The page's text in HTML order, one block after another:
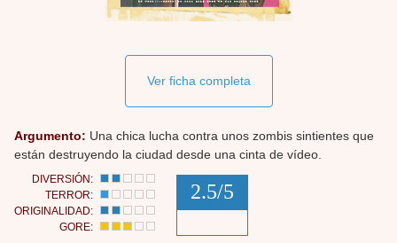
Ver ficha completa
Argumento: Una chica lucha contra unos zombis sintientes que
están destruyendo la ciudad desde una cinta de vídeo.
DIVERSIÓN:
TERROR:
ORIGINALIDAD:
GORE:
2.5/5